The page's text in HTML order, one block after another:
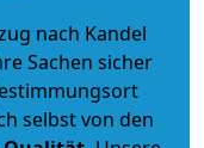
nach Kandel
Sachen sicher
selbst von den